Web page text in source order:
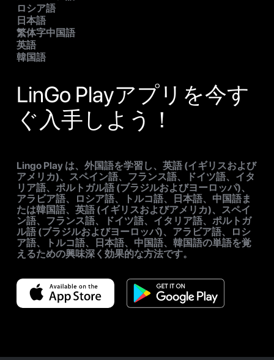
ロシア語
日本語
繁体字中国語
英語
韓国語
LinGo Playアプリを今す
ぐ入手しよう！
Lingo Play は、外国語を学習し、英語 (イギリスおよび
アメリカ)、スペイン語、フランス語、ドイツ語、イタ
リア語、ポルトガル語 (ブラジルおよびヨーロッパ)、
アラビア語、ロシア語、トルコ語、日本語、中国語ま
たは韓国語、英語 (イギリスおよびアメリカ)、スペイ
ン語、フランス語、ドイツ語、イタリア語、ポルトガ
ル語 (ブラジルおよびヨーロッパ)、アラビア語、ロシ
ア語、トルコ語、日本語、中国語、韓国語の単語を覚
えるための興味深く効果的な方法です。